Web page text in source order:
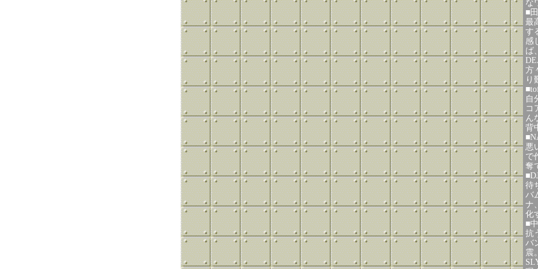
な
■
最
す
感
ば
方
り
自
コ
ん
背
悪
で
奪
待
バ
ナ
化
■
抗
バ
震